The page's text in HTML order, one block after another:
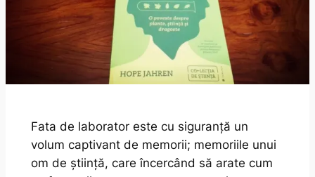
Fata de laborator este cu siguranță un
volum captivant de memorii; memoriile unui
om de știință, care încercând să arate cum